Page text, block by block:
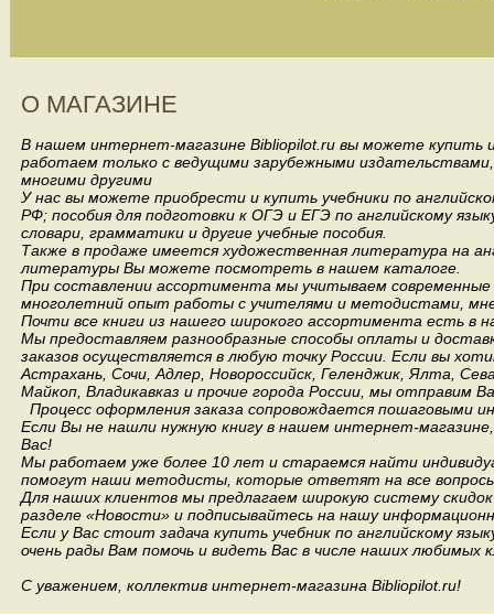
О МАГАЗИНЕ
В нашем интернет-магазине Bibliopilot.ru вы можете купить
работаем только с ведущими зарубежными издательствами,
многими другими
У нас вы можете приобрести и купить учебники по
РФ; пособия для подготовки к ОГЭ и ЕГЭ по английскому
словари, грамматики и другие учебные пособия.
Также в продаже имеется художественная литература на
литературы Вы можете посмотреть в нашем каталоге.
При составлении ассортимента мы учитываем
многолетний опыт работы с учителями и методистами,
Почти все книги из нашего широкого ассортимента есть в
Мы предоставляем разнообразные способы оплаты и
заказов осуществляется в любую точку России. Если вы
Астрахань, Сочи, Адлер, Новороссийск, Геленджик, Ялта,
Майкоп, Владикавказ и прочие города России, мы отправим
Процесс оформления заказа сопровождается пошаговыми
Если Вы не нашли нужную книгу в нашем интернет-
Вас!
Мы работаем уже более 10 лет и стараемся найти
помогут наши методисты, которые ответят на все
Для наших клиентов мы предлагаем широкую систему
разделе «Новости» и подписывайтесь на нашу
Если у Вас стоит задача купить учебник по английскому
очень рады Вам помочь и видеть Вас в числе наших любимых
С уважением, коллектив интернет-магазина Bibliopilot.ru!